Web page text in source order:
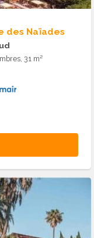
des Naïades
31 m²